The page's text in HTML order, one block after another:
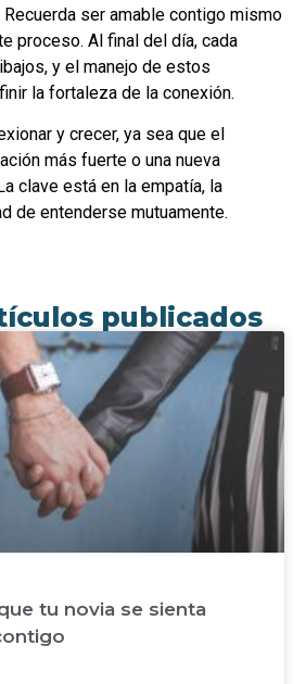
ser amable contigo mismo
proceso. Al final del día, cada
y el manejo de estos
la fortaleza de la conexión.
y crecer, ya sea que el
más fuerte o una nueva
clave está en la empatía, la
de entenderse mutuamente.
publicados
tu novia se sienta